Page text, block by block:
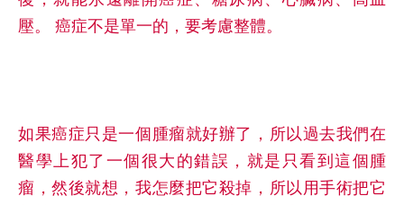
壓。 癌症不是單一的，要考慮整體。
如果癌症只是一個腫瘤就好辦了，所以過去我們在
醫學上犯了一個很大的錯誤，就是只看到這個腫
瘤，然後就想，我怎麼把它殺掉，所以用手術把它